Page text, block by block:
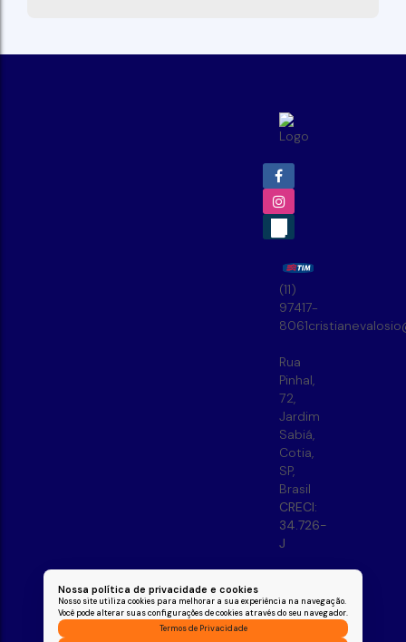
Nossa política de privacidade e cookies
Nosso site utiliza cookies para melhorar a sua experiência na navegação.
Você pode alterar suas configurações de cookies através do seu navegador.
Termos de Privacidade
(11)
97417-
8061
Rua
Pinhal,
72,
Jardim
Sabiá,
Cotia,
SP,
Brasil
CRECI:
34.726-
J